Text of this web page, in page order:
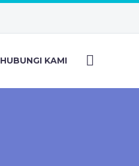
HUBUNGI KAMI